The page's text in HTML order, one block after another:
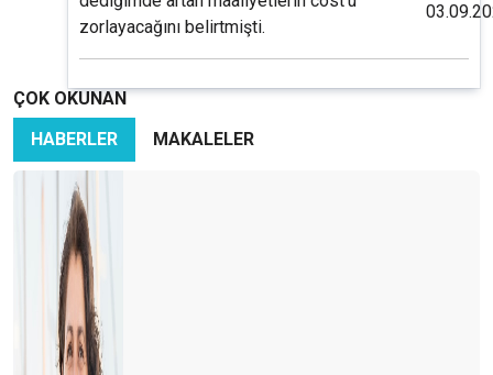
zorlayacağını belirtmişti.
ÇOK OKUNAN
HABERLER
MAKALELER